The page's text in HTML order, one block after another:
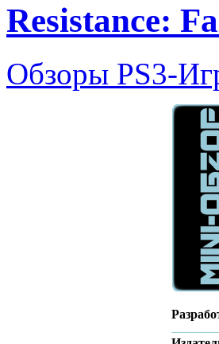
Resistance:
Обзоры PS3-